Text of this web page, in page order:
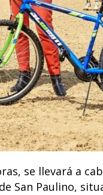
se llevará a
San Paulino,